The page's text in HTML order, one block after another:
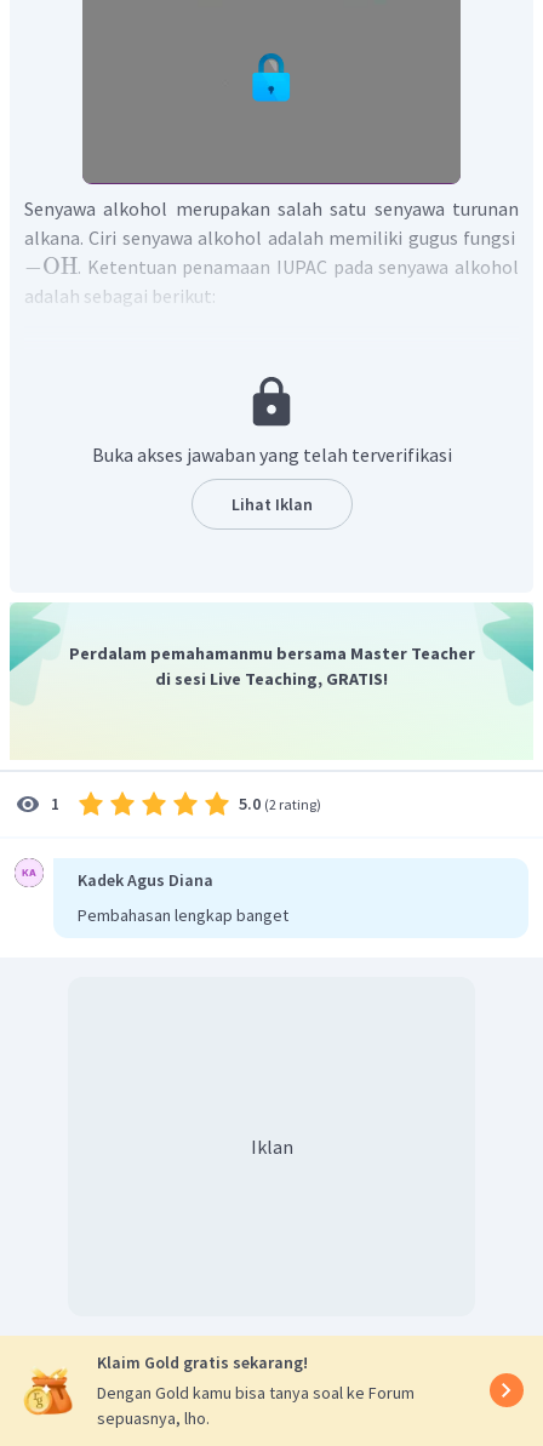
Senyawa alkohol merupakan salah satu senyawa turunan
alkana. Ciri senyawa alkohol adalah memiliki gugus fungsi
−OH. Ketentuan penamaan IUPAC pada senyawa alkohol
adalah sebagai berikut:
Penomoran rantai induk diawali dari yang paling
Urutan penulisan nama: nomor cabang, nama
cabang, nomor gugus fungsi, nama alkanol (nama
IUPAC dari alkohol).
Rantai induknya memiliki 4 karbon (butanol)
Penomoran dimulai dari kanan sehingga nama rantai
Cabang berada di karbon ke -2 dengan nama 2-metil.
Jadi, penamaan IUPAC pada struktur di atas adalah2-
Buka akses jawaban yang telah terverifikasi
Lihat Iklan
Perdalam pemahamanmu bersama Master Teacher
di sesi Live Teaching, GRATIS!
1 5.0 (2 rating)
Kadek Agus Diana
Pembahasan lengkap banget
Iklan
Klaim Gold gratis sekarang!
Dengan Gold kamu bisa tanya soal ke Forum
sepuasnya, lho.